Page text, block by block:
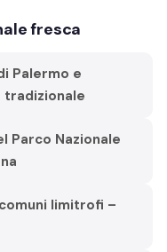
fresca
Palermo e
Parco Nazionale
limitrofi –